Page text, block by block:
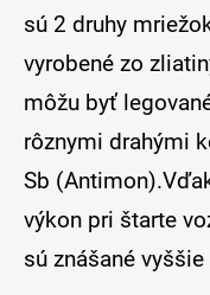
sú 2 druhy
vyrobené zo
môžu byť
rôznymi drahými
Sb
výkon pri štarte
sú znášané